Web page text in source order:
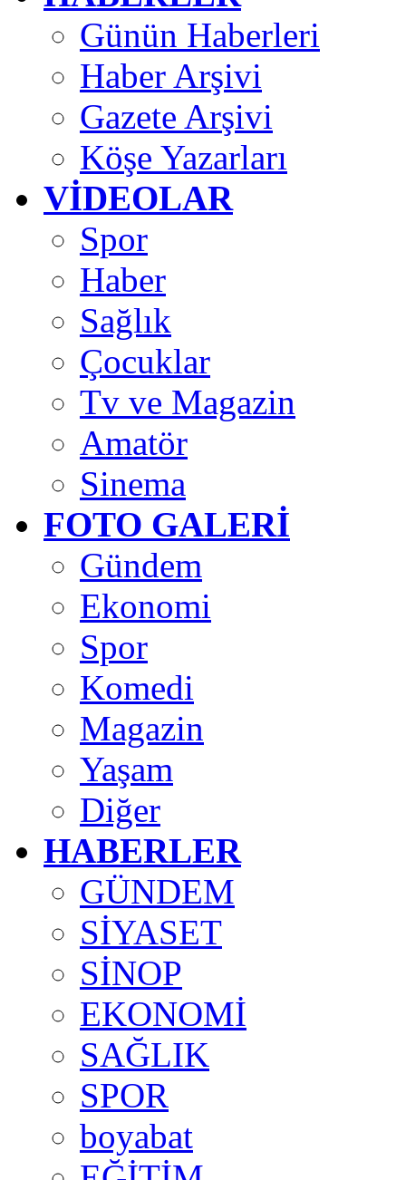
Günün Haberleri
Haber Arşivi
Gazete Arşivi
Köşe Yazarları
VİDEOLAR
Spor
Haber
Sağlık
Çocuklar
Tv ve Magazin
Amatör
Sinema
FOTO GALERİ
Gündem
Ekonomi
Spor
Komedi
Magazin
Yaşam
Diğer
HABERLER
GÜNDEM
SİYASET
SİNOP
EKONOMİ
SAĞLIK
SPOR
boyabat